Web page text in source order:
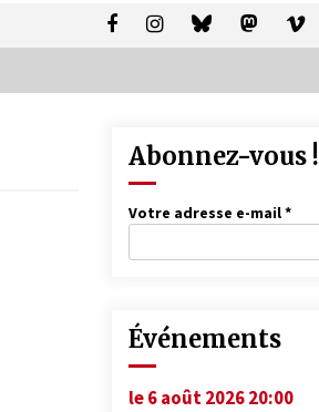
Abonnez-vous !
Votre adresse e-mail*
Événements
le 6 août 2026 20:00